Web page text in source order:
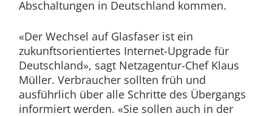
Abschaltungen in Deutschland kommen.
«Der Wechsel auf Glasfaser ist ein
zukunftsorientiertes Internet-Upgrade für
Deutschland», sagt Netzagentur-Chef Klaus
Müller. Verbraucher sollten früh und
ausführlich über alle Schritte des Übergangs
informiert werden. «Sie sollen auch in der